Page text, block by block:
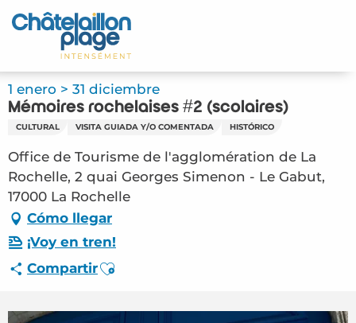
Aller
au
principal
Inicio – ES
Descubra
Actividades
Vivir
Citas
Su estancia - ES
FMA – Mémoires rochelaises #2 (scolaires) (La
1 enero > 31 diciembre
Mémoires rochelaises #2 (scolaires)
CULTURAL VISITA GUIADA Y/O COMENTADA HISTÓRICO
Office de Tourisme de l'agglomération de La
Rochelle, 2 quai Georges Simenon - Le Gabut,
17000 La Rochelle
Cómo llegar
¡Voy en tren!
CompartirAjouter aux favoris